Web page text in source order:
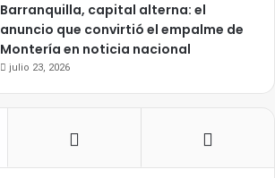
Barranquilla, capital alterna: el
anuncio que convirtió el empalme de
Montería en noticia nacional
julio 23, 2026